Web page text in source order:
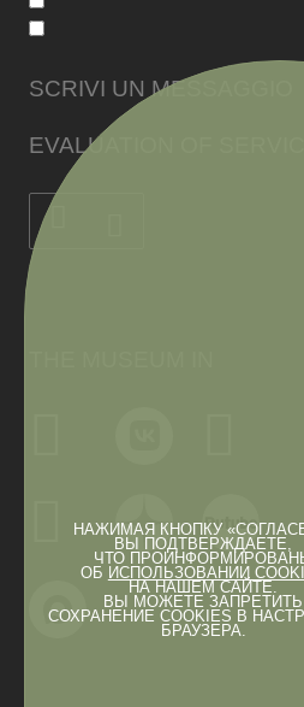
НАЖИМАЯ КНОПКУ
ВЫ ПОДТВЕРЖДАЕТЕ,
ЧТО
ОБ ИСПОЛЬЗОВАНИИ
НА НАШЕМ САЙТЕ.
ВЫ МОЖЕТЕ ЗАПРЕТИТЬ
СОХРАНЕНИЕ COOKIES В
БРАУЗЕРА.
SCRIVI UN MESSAGGIO
EVALUATION OF